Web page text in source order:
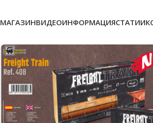
МАГАЗИНВИДЕОИНФОРМАЦИЯСТАТИИ